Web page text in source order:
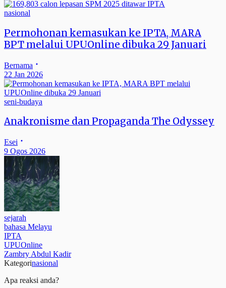
nasional
Permohonan kemasukan ke IPTA, MARA
BPT melalui UPUOnline dibuka 29 Januari
Bernama
22 Jan 2026
seni-budaya
Anakronisme dan Propaganda The Odyssey
Esei
9 Ogos 2026
sejarah
bahasa Melayu
IPTA
UPUOnline
Zambry Abdul Kadir
Kategorinasional
Apa reaksi anda?